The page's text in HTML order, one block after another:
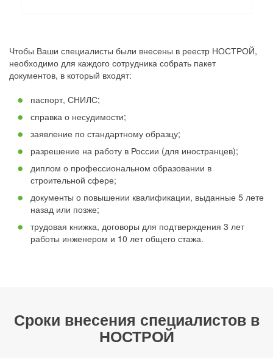
Чтобы Ваши специалисты были внесены в реестр НОСТРОЙ,
необходимо для каждого сотрудника собрать пакет
документов, в который входят:
паспорт, СНИЛС;
справка о несудимости;
заявление по стандартному образцу;
разрешение на работу в России (для иностранцев);
диплом о профессиональном образовании в
строительной сфере;
документы о повышении квалификации, выданные 5 лете
назад или позже;
трудовая книжка, договоры для подтверждения 3 лет
работы инженером и 10 лет общего стажа.
Сроки внесения специалистов в
НОСТРОЙ